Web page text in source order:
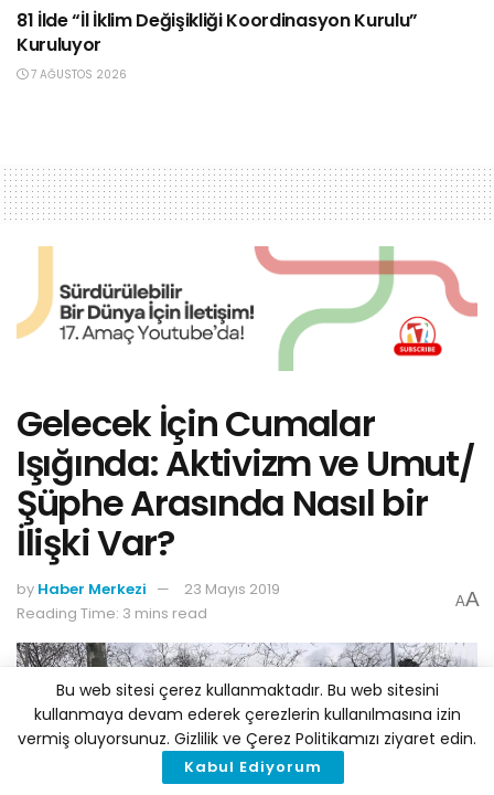
81 İlde “İl İklim Değişikliği Koordinasyon Kurulu”
Kuruluyor
7 AĞUSTOS 2026
Gelecek İçin Cumalar
Işığında: Aktivizm ve Umut/
Şüphe Arasında Nasıl bir
İlişki Var?
by Haber Merkezi
23 Mayıs 2019
Reading Time: 3 mins read
AA
Bu web sitesi çerez kullanmaktadır. Bu web sitesini
kullanmaya devam ederek çerezlerin kullanılmasına izin
vermiş oluyorsunuz. Gizlilik ve Çerez Politikamızı ziyaret edin.
Kabul Ediyorum